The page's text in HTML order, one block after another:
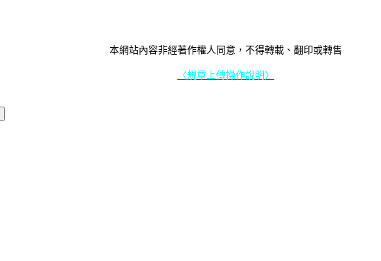
本網站內容非經著作權人同意，不得轉載、翻印或轉售
〈規章上傳操作說明〉